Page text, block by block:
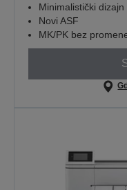
Minimalistički dizajn
Novi ASF
MK/PK bez